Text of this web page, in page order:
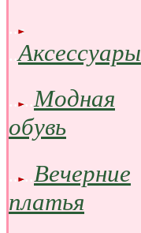
..
..Аксессуары
.. ..Модная
обувь
.. ..Вечерние
платья